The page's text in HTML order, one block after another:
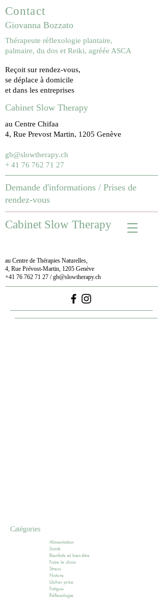
Contact
Giovanna Bozzato
Thérapeute réflexologie plantaire,
palmaire, du dos et Reiki, agréée ASCA
Reçoit sur rendez-vous,
se déplace à domicile
et dans les entreprises
Cabinet Slow Therapy
au Centre Chifaa
4, Rue Prevost Martin, 1205 Genève
gb@slowtherapy.ch
+ 41 76 762 71 27
Demande d'informations / Prises de
rendez-vous
Cabinet Slow Therapy
au Centre de Thérapies Naturelles,
4, Rue Prévost-Martin, 1205 Genève
+41 76 762 71 27 /gb@slowtherapy.ch
Catégories
Alimentation
Santé
Bienfaits et bien-être
Faire le choix
Stress
Nature
Lâcher prise
Fatigue
Réflexologie